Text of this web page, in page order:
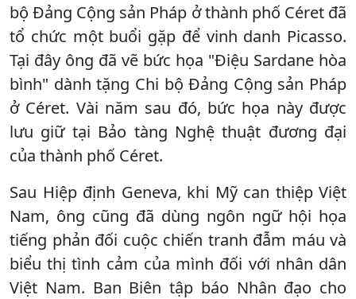
bộ Đảng Cộng sản Pháp ở thành phố Céret đã
tổ chức một buổi gặp để vinh danh Picasso.
Tại đây ông đã vẽ bức họa "Điệu Sardane hòa
bình" dành tặng Chi bộ Đảng Cộng sản Pháp
ở Céret. Vài năm sau đó, bức họa này được
lưu giữ tại Bảo tàng Nghệ thuật đương đại
của thành phố Céret.
Sau Hiệp định Geneva, khi Mỹ can thiệp Việt
Nam, ông cũng đã dùng ngôn ngữ hội họa
tiếng phản đối cuộc chiến tranh đẫm máu và
biểu thị tình cảm của mình đối với nhân dân
Việt Nam. Ban Biên tập báo Nhân đạo cho